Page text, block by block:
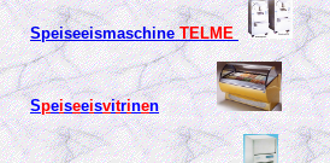
SpeiseeismaschineTELME
Speiseeisvitrinen